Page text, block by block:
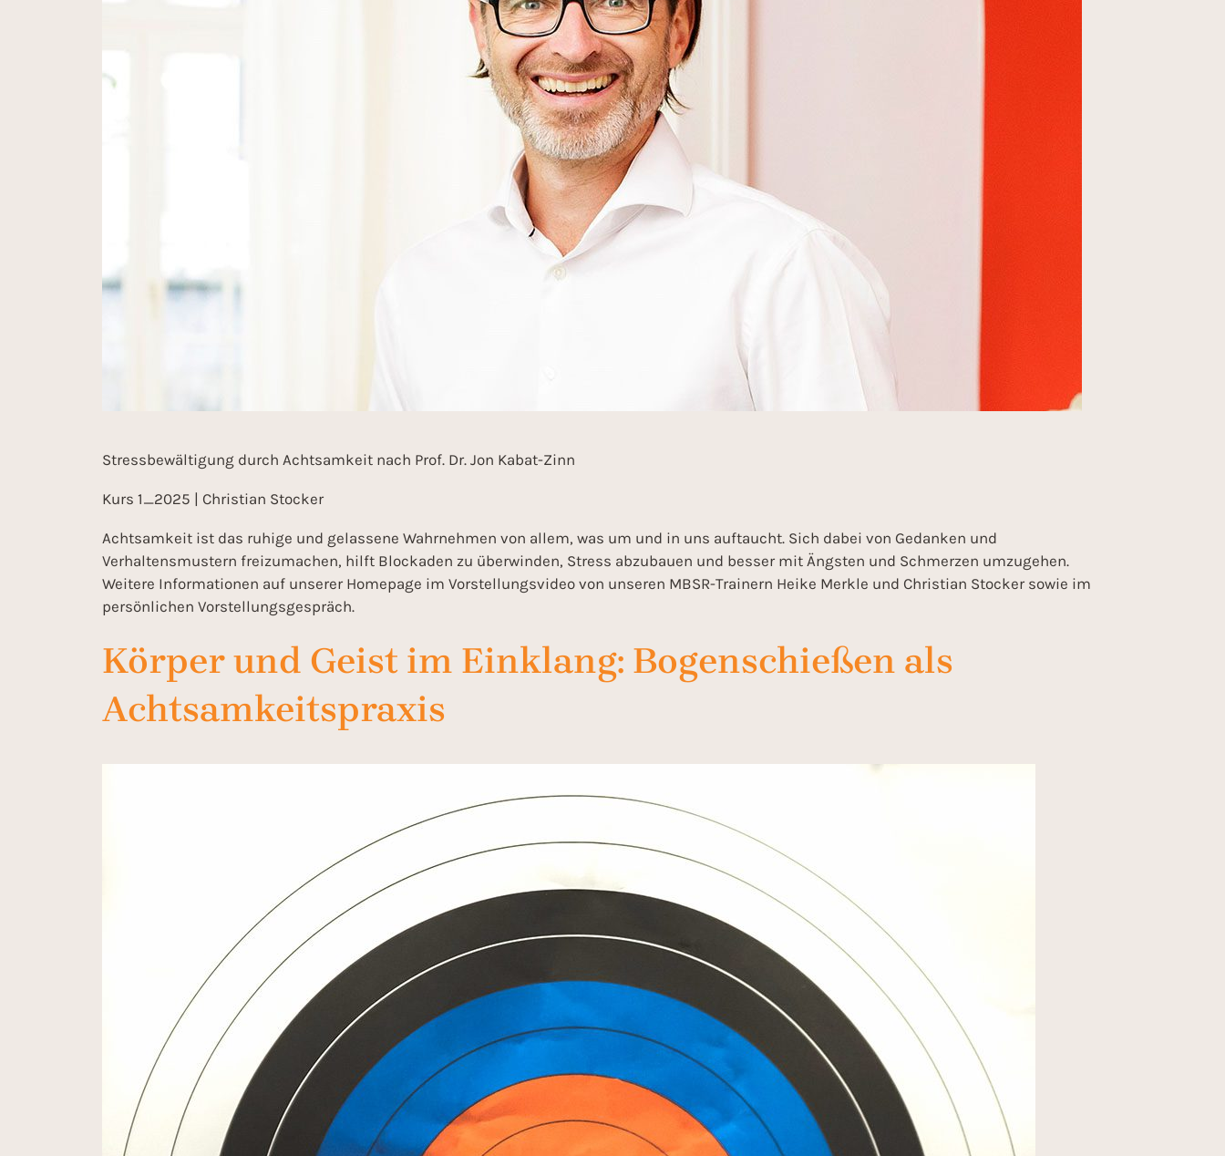
Stressbewältigung durch Achtsamkeit nach Prof. Dr. Jon Kabat-Zinn
Kurs 1_2025 | Christian Stocker
Achtsamkeit ist das ruhige und gelassene Wahrnehmen von allem, was um und in uns auftaucht. Sich dabei von Gedanken und
Verhaltensmustern freizumachen, hilft Blockaden zu überwinden, Stress abzubauen und besser mit Ängsten und Schmerzen umzugehen.
Weitere Informationen auf unserer Homepage im Vorstellungsvideo von unseren MBSR-Trainern Heike Merkle und Christian Stocker sowie im
persönlichen Vorstellungsgespräch.
Körper und Geist im Einklang: Bogenschießen als
Achtsamkeitspraxis